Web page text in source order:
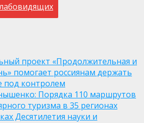
проект «Продолжительная и
помогает россиянам держать
под контролем
Порядка 110 маршрутов
туризма в 35 регионах
Десятилетия науки и